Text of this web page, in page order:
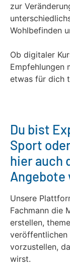
zur
Wohlbefinden
Ob digitaler
Empfehlungen
etwas für dich
Du bist
Sport
hier auch
Angebote
Unsere
Fachmann die
erstellen,
veröffentlichen
vorzustellen,
wirst.